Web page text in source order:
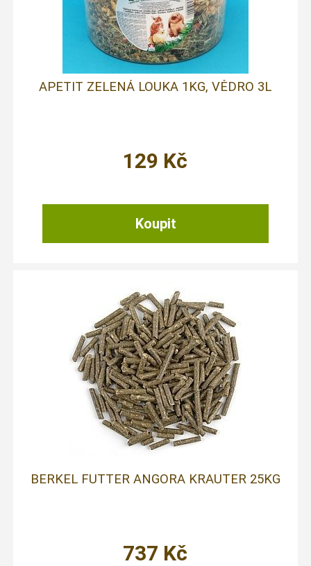
APETIT ZELENÁ LOUKA 1KG, VĚDRO 3L
129 Kč
BERKEL FUTTER ANGORA KRAUTER 25KG
737 Kč